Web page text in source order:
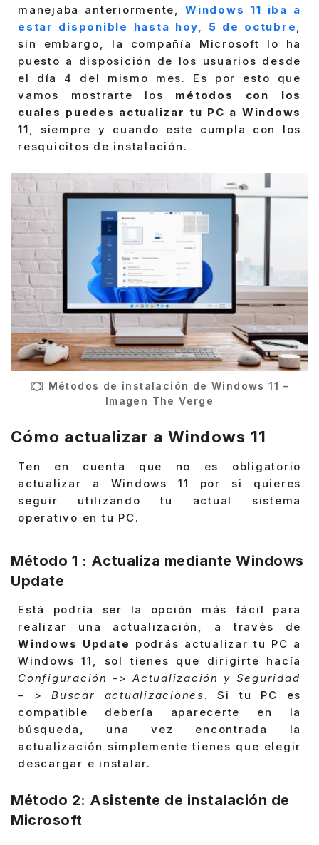
manejaba anteriormente,Windows 11 iba a
estar disponible hasta hoy, 5 de octubre,
sin embargo, la compañía Microsoft lo ha
puesto a disposición de los usuarios desde
el día 4 del mismo mes. Es por esto que
vamos mostrarte los métodos con los
cuales puedes actualizar tu PC a Windows
11, siempre y cuando este cumpla con los
resquicitos de instalación.
Métodos de instalación de Windows 11 –
Imagen The Verge
Cómo actualizar a Windows 11
Ten en cuenta que no es obligatorio
actualizar a Windows 11 por si quieres
seguir utilizando tu actual sistema
operativo en tu PC.
Método 1 : Actualiza mediante Windows
Update
Está podría ser la opción más fácil para
realizar una actualización, a través de
Windows Update podrás actualizar tu PC a
Windows 11, sol tienes que dirigirte hacía
Configuración -> Actualización y Seguridad
– > Buscar actualizaciones. Si tu PC es
compatible debería aparecerte en la
búsqueda, una vez encontrada la
actualización simplemente tienes que elegir
descargar e instalar.
Método 2: Asistente de instalación de
Microsoft